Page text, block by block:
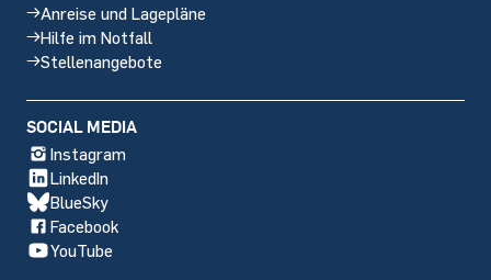
Anreise und Lagepläne
Hilfe im Notfall
Stellenangebote
SOCIAL MEDIA
Instagram
LinkedIn
BlueSky
Facebook
YouTube